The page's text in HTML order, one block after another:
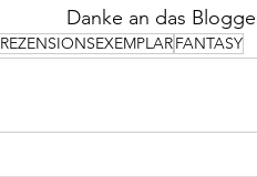
Danke an das
REZENSIONSEXEMPLARFANTASY